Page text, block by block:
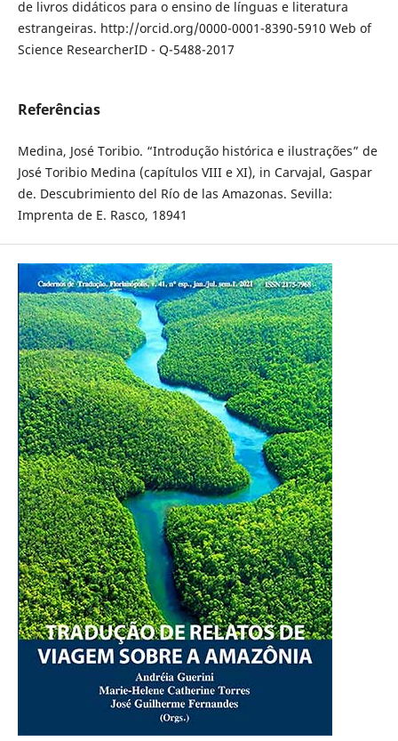
de livros didáticos para o ensino de línguas e literatura
estrangeiras. http://orcid.org/0000-0001-8390-5910 Web of
Science ResearcherID - Q-5488-2017
Referências
Medina, José Toribio. “Introdução histórica e ilustrações” de
José Toribio Medina (capítulos VIII e XI), in Carvajal, Gaspar
de. Descubrimiento del Río de las Amazonas. Sevilla:
Imprenta de E. Rasco, 18941